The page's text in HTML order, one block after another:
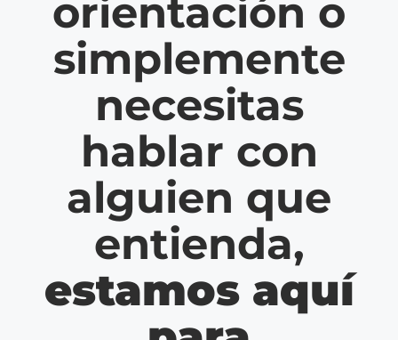
orientación o
simplemente
necesitas
hablar con
alguien que
entienda,
estamos aquí